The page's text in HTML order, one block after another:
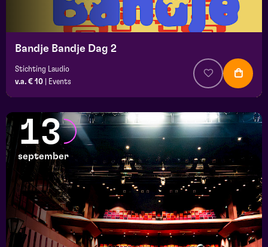
Bandje Bandje Dag 2
Stichting Laudio
v.a. € 10
Events
13
september